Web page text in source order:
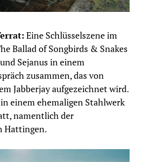
Eine Schlüsselszene im
Ballad of Songbirds & Snakes
Sejanus in einem
zusammen, das von
Jabberjay aufgezeichnet wird.
einem ehemaligen Stahlwerk
namentlich der
Hattingen.